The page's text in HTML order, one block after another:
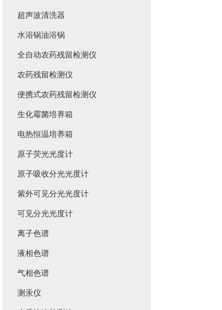
超声波清洗器
水浴锅油浴锅
全自动农药残留检测仪
农药残留检测仪
便携式农药残留检测仪
生化霉菌培养箱
电热恒温培养箱
原子荧光光度计
原子吸收分光光度计
紫外可见分光光度计
可见分光光度计
离子色谱
液相色谱
气相色谱
测汞仪